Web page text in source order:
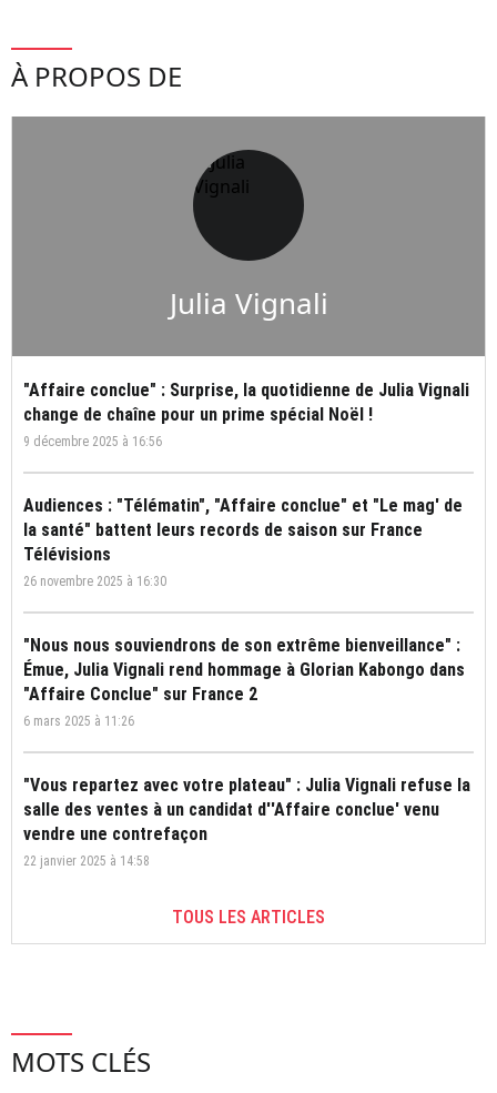
À PROPOS DE
Julia Vignali
"Affaire conclue" : Surprise, la quotidienne de Julia Vignali
change de chaîne pour un prime spécial Noël !
9 décembre 2025 à 16:56
Audiences : "Télématin", "Affaire conclue" et "Le mag' de
la santé" battent leurs records de saison sur France
Télévisions
26 novembre 2025 à 16:30
"Nous nous souviendrons de son extrême bienveillance" :
Émue, Julia Vignali rend hommage à Glorian Kabongo dans
"Affaire Conclue" sur France 2
6 mars 2025 à 11:26
"Vous repartez avec votre plateau" : Julia Vignali refuse la
salle des ventes à un candidat d''Affaire conclue' venu
vendre une contrefaçon
22 janvier 2025 à 14:58
TOUS LES ARTICLES
MOTS CLÉS